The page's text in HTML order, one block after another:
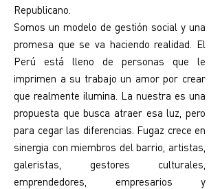
Republicano.
Somos un modelo de gestión social y una
promesa que se va haciendo realidad. El
Perú está lleno de personas que le
imprimen a su trabajo un amor por crear
que realmente ilumina. La nuestra es una
propuesta que busca atraer esa luz, pero
para cegar las diferencias. Fugaz crece en
sinergia con miembros del barrio, artistas,
galeristas, gestores culturales,
emprendedores, empresarios y